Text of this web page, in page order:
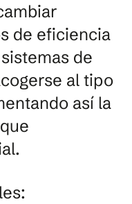
de eficiencia
de
al tipo
así la